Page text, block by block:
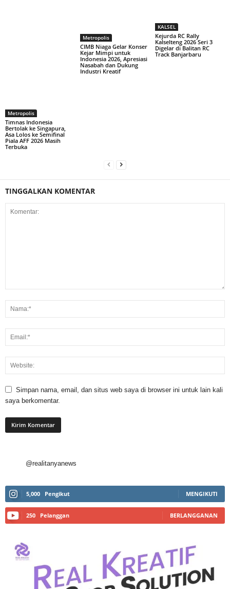
Metropolis
Timnas Indonesia
Bertolak ke Singapura,
Asa Lolos ke Semifinal
Piala AFF 2026 Masih
Terbuka
Metropolis
CIMB Niaga Gelar Konser
Kejar Mimpi untuk
Indonesia 2026, Apresiasi
Nasabah dan Dukung
Industri Kreatif
KALSEL
Kejurda RC Rally
Kalselteng 2026 Seri 3
Digelar di Balitan RC
Track Banjarbaru
TINGGALKAN KOMENTAR
Simpan nama, email, dan situs web saya di browser ini untuk lain kali
saya berkomentar.
@realitanyanews
5,000 Pengikut MENGIKUTI
250 Pelanggan BERLANGGANAN